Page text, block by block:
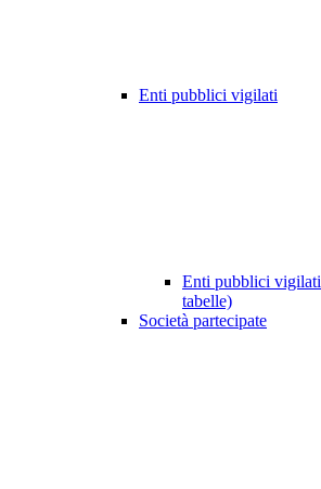
Enti pubblici vigilati
Enti pubblici
tabelle)
Società partecipate